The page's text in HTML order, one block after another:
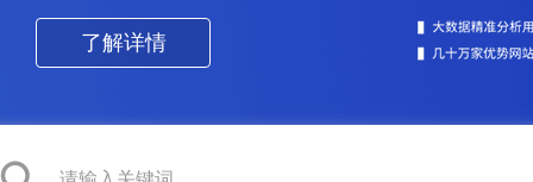
了解详情